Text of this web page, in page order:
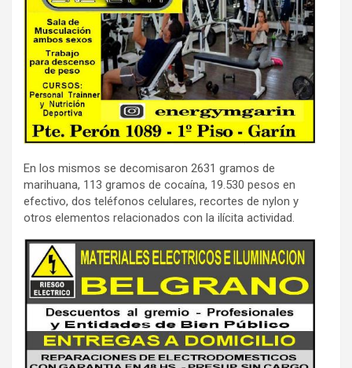
En los mismos se decomisaron 2631 gramos de
marihuana, 113 gramos de cocaína, 19.530 pesos en
efectivo, dos teléfonos celulares, recortes de nylon y
otros elementos relacionados con la ilícita actividad.